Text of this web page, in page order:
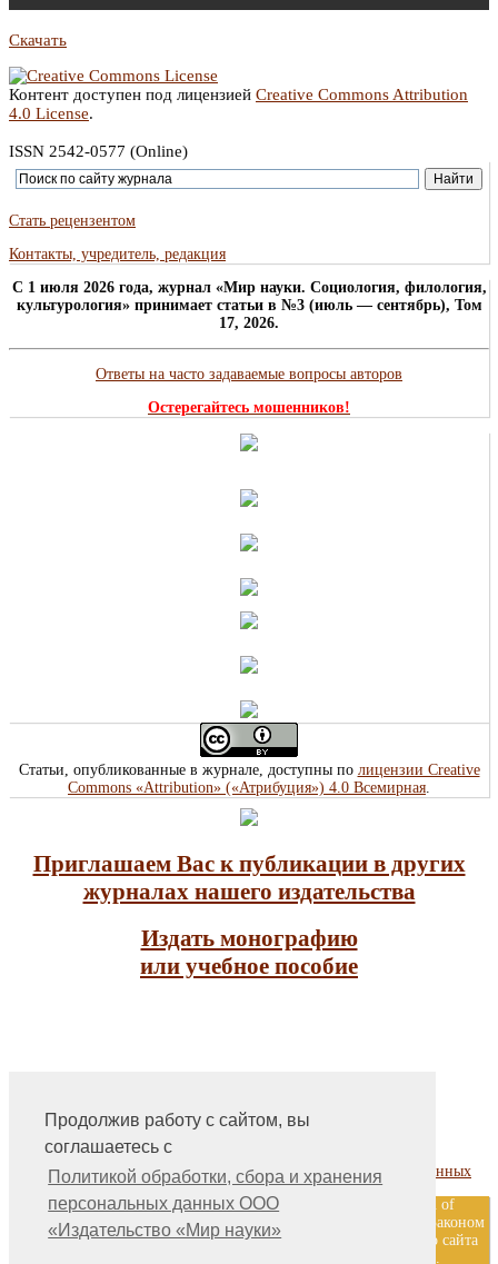
Продолжив работу с сайтом, вы
соглашаетесь с
Политикой обработки, сбора и хранения
персональных данных ООО
«Издательство «Мир науки»
Скачать
Контент доступен под лицензией Creative Commons Attribution
4.0 License.
ISSN 2542-0577 (Online)
Стать рецензентом
Контакты, учредитель, редакция
C 1 июля 2026 года, журнал «Мир науки. Социология, филология,
культурология» принимает статьи в №3 (июль — сентябрь), Том
17, 2026.
Ответы на часто задаваемые вопросы авторов
Остерегайтесь мошенников!
Статьи, опубликованные в журнале, доступны по лицензии Creative
Commons «Attribution» («Атрибуция») 4.0 Всемирная.
Приглашаем Вас к публикации в других
журналах нашего издательства
Издать монографию
или учебное пособие
На главную
Контакты, учредитель, редакция
Политика обработки, сбора и хранения персональных данных
ООО «Издательство «Мир науки» \ «Publishing company «World of
science», LLC Материалы, размещенные на сайте, охраняются Законом
о защите авторских прав. Публикация любых материалов этого сайта